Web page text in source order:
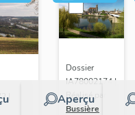
|
Aperçu
Dossier
IA78002174 |
Réalisé par
Bussière